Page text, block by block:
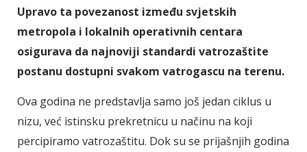
Upravo ta povezanost između svjetskih
metropola i lokalnih operativnih centara
osigurava da najnoviji standardi vatrozaštite
postanu dostupni svakom vatrogascu na terenu.
Ova godina ne predstavlja samo još jedan ciklus u
nizu, već istinsku prekretnicu u načinu na koji
percipiramo vatrozaštitu. Dok su se prijašnjih godina